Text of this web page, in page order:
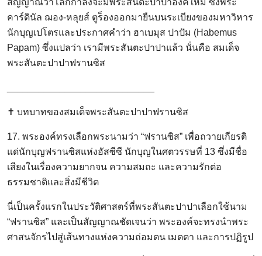
สัญญาณว่าโลกกำลังจะมีพระสันตะปาปาองค์ใหม่ ซึ่งพระ
คาร์ดินัล ฌอง-หลุยส์ ตูร็องออกมายืนบนระเบียงของมหาวิหาร
นักบุญเปโตรและประกาศคำว่า ฮาเบมุส ปาปัม (Habemus
Papam) ซึ่งแปลว่า เรามีพระสันตะปาปาแล้ว นั่นคือ สมเด็จ
พระสันตะปาปาฟรานซิส
✝️ บทบาทของสมเด็จพระสันตะปาปาฟรานซิส
17. พระองค์ทรงเลือกพระนามว่า “ฟรานซิส” เพื่อถวายเกียรติ
แด่นักบุญฟรานซิสแห่งอัสซีซี นักบุญในศตวรรษที่ 13 ซึ่งมีชื่อ
เสียงในเรื่องความยากจน ความสมถะ และความรักต่อ
ธรรมชาติและสิ่งมีชีวิต
นี่เป็นครั้งแรกในประวัติศาสตร์ที่พระสันตะปาปาเลือกใช้นาม
“ฟรานซิส” และเป็นสัญญาณชัดเจนว่า พระองค์จะทรงนำพระ
ศาสนจักรไปสู่เส้นทางแห่งความถ่อมตน เมตตา และการปฏิรูป